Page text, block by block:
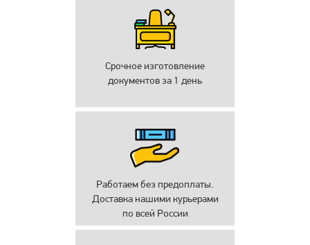
Срочное изготовление
документов за 1 день
Работаем без предоплаты.
Доставка нашими курьерами
по всей России